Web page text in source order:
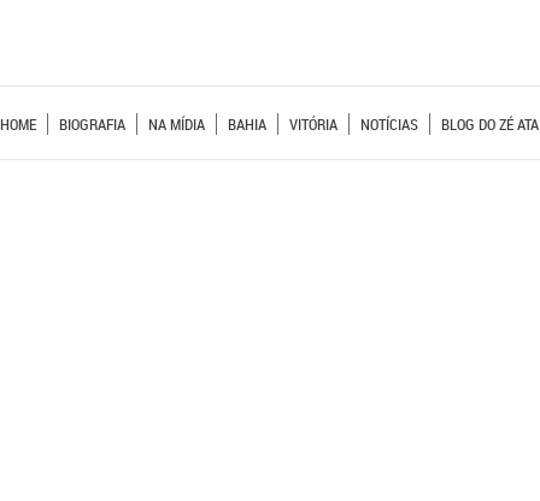
HOME BIOGRAFIA NA MÍDIA BAHIA VITÓRIA NOTÍCIAS BLOG DO ZÉ